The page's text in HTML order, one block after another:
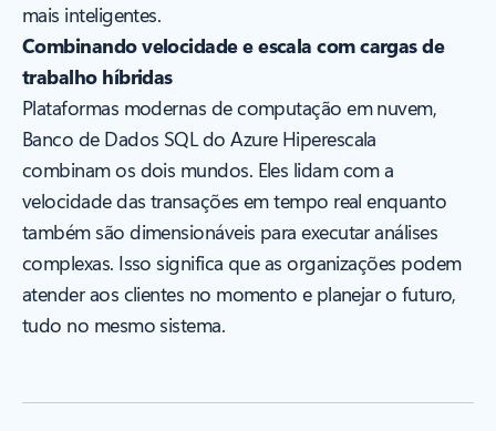
mais inteligentes.
Combinando velocidade e escala com cargas de
trabalho híbridas
Plataformas modernas de computação em nuvem,
Banco de Dados SQL do Azure Hiperescala
combinam os dois mundos. Eles lidam com a
velocidade das transações em tempo real enquanto
também são dimensionáveis para executar análises
complexas. Isso significa que as organizações podem
atender aos clientes no momento e planejar o futuro,
tudo no mesmo sistema.